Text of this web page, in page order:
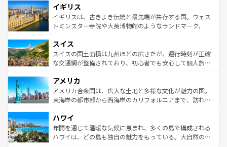
いる。シャンパンの発祥地であるランス、プロヴァンスの
香り高いラベンダー畑など、多彩な楽しみ方が可能だ。さ
らに、パリ以外の地域にも魅力が溢れており、どの街角に
れる地方に足を運ぶとそれぞれで全く異なる文化を体験で
きるだろう。 なお、新着のフランス情報はコンテンツ一覧
を参照してほしい。
顔を持つこの国は、どこを歩いても飽きることがない。ベ
ルリンの文化的活気、バイエルン州のアルプスの絶景、そ
してライン川沿いのワイン畑といった風景は必見。ビール
は、お酒好きな人にはぜひ体験してほしい。 なお、新着の
ドイツ情報はコンテンツ一覧を参照してほしい。
イギリス
イギリスは、古きよき伝統と最先端が共存する国。ウェス
トミンスター寺院や大英博物館のようなランドマーク、歴
リアごとに異なる魅力がある。また、優雅なアフタヌーン
ティー、ビール好きにはたまらない英国パブ、サッカー観
戦など、本場だからこそできる体験も豊富。イギリスを旅
ンツ一覧を参照してほしい。
スイス
スイスの国土面積は九州ほどの広さだが、運行時刻が正確
な交通網が整備されており、初心者でも安心して個人旅行
の建物がそのまま残る町や、スイスならではのユニークな
博物館もあり、アルプス観光だけでなく町歩きも満喫する
ことができる。国民の所得が高いため物価も高いが、旅行
ば市内交通費無料で観光を楽しむこともできる。 なお、新
着のスイス情報はコンテンツ一覧 を参照してほしい。
アメリカ
アメリカ合衆国は、広大な土地と多様な文化が魅力の国。
東海岸の都市部から西海岸のカリフォルニアまで、訪れる
のような巨大都市は、観光、ショッピング、エンターテイ
ンメントが詰まった刺激的なスポットだ。一方、アメリカ
西部には大自然が広がり、グランドキャニオンやイエロー
ハワイ
年間を通じて温暖な気候に恵まれ、多くの島で構成される
ハワイは、どの島も独自の魅力をもっている。大自然の神